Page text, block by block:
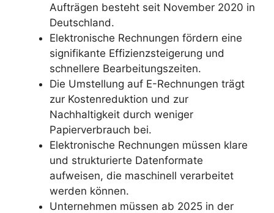
Aufträgen besteht seit November 2020 in
Deutschland.
Elektronische Rechnungen fördern eine
signifikante Effizienzsteigerung und
schnellere Bearbeitungszeiten.
Die Umstellung auf E-Rechnungen trägt
zur Kostenreduktion und zur
Nachhaltigkeit durch weniger
Papierverbrauch bei.
Elektronische Rechnungen müssen klare
und strukturierte Datenformate
aufweisen, die maschinell verarbeitet
werden können.
Unternehmen müssen ab 2025 in der